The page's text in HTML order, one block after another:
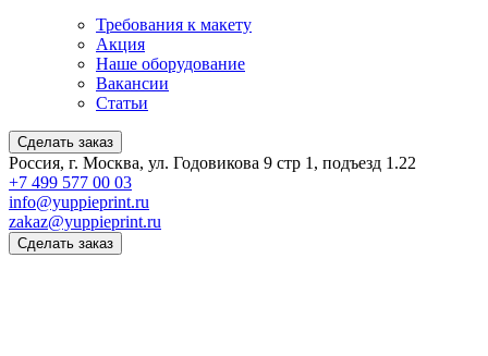
Требования к макету
Акция
Наше оборудование
Вакансии
Статьи
Сделать заказ
Россия, г. Москва, ул. Годовикова 9 стр 1, подъезд 1.22
+7 499 577 00 03
info@yuppieprint.ru
zakaz@yuppieprint.ru
Сделать заказ